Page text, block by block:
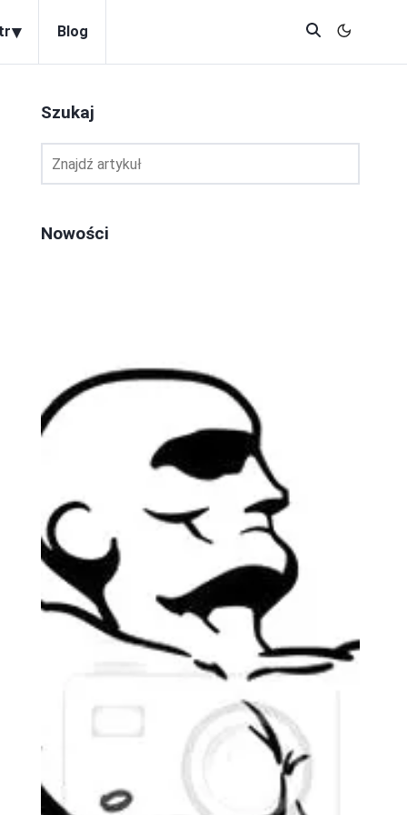
▾ Blog
Szukaj
Nowości